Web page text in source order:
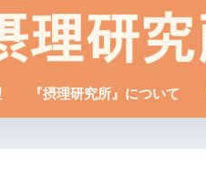
『摂理研究所』について